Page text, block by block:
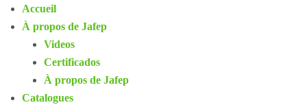
Accueil
À propos de Jafep
Videos
Certificados
À propos de Jafep
Catalogues